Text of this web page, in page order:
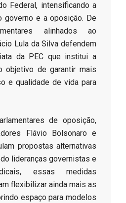
Federal, intensificando a
governo e a oposição. De
alinhados ao
Lula da Silva defendem
da PEC que institui a
objetivo de garantir mais
e qualidade de vida para
de oposição,
Flávio Bolsonaro e
propostas alternativas
lideranças governistas e
essas medidas
flexibilizar ainda mais as
espaço para modelos